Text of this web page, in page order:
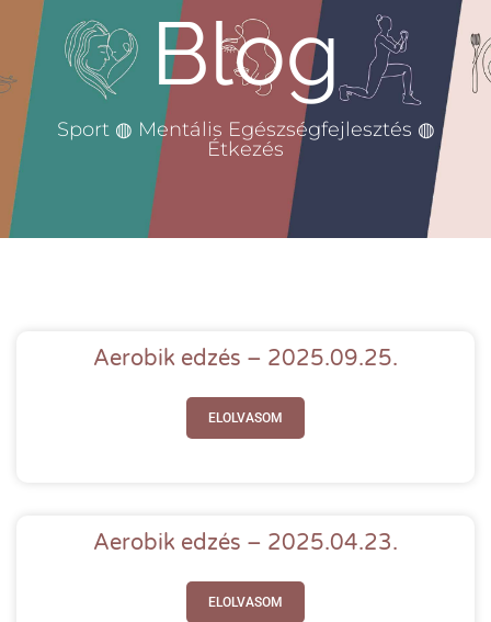
Blog
Sport ◍ Mentális Egészségfejlesztés ◍
Étkezés
Aerobik edzés – 2025.09.25.
ELOLVASOM
Aerobik edzés – 2025.04.23.
ELOLVASOM